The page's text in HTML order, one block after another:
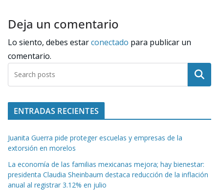
Deja un comentario
Lo siento, debes estarconectado para publicar un
comentario.
Buscar
ENTRADAS RECIENTES
Juanita Guerra pide proteger escuelas y empresas de la
extorsión en morelos
La economía de las familias mexicanas mejora; hay bienestar:
presidenta Claudia Sheinbaum destaca reducción de la inflación
anual al registrar 3.12% en julio